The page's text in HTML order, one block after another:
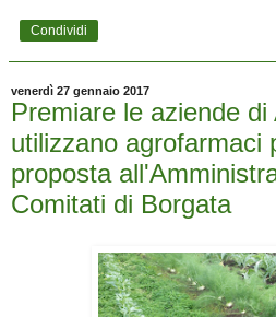
Condividi
venerdì 27 gennaio 2017
Premiare le aziende
utilizzano agrofarmaci
proposta
Comitati di Borgata